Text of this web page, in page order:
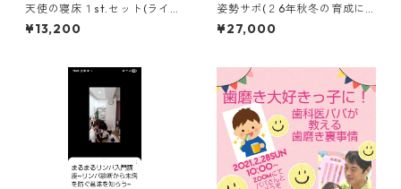
天使の寝床１st.セット(ライム
カラー、箱なし、新生児ピロ
－おひなまき2枚つき、配送先
¥13,200
姿勢サポ(２6年秋冬の育成に
むけて)レッスン1は動画講座
¥27,000